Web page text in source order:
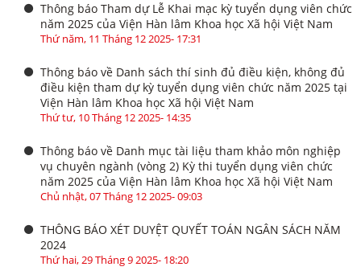
Thông báo Tham dự Lễ Khai mạc kỳ tuyển dụng viên chức
năm 2025 của Viện Hàn lâm Khoa học Xã hội Việt Nam
Thứ năm, 11 Tháng 12 2025- 17:31
Thông báo về Danh sách thí sinh đủ điều kiện, không đủ
điều kiện tham dự kỳ tuyển dụng viên chức năm 2025 tại
Viện Hàn lâm Khoa học Xã hội Việt Nam
Thứ tư, 10 Tháng 12 2025- 14:35
Thông báo về Danh mục tài liệu tham khảo môn nghiệp
vụ chuyên ngành (vòng 2) Kỳ thi tuyển dụng viên chức
năm 2025 của Viện Hàn lâm Khoa học Xã hội Việt Nam
Chủ nhật, 07 Tháng 12 2025- 09:03
THÔNG BÁO XÉT DUYỆT QUYẾT TOÁN NGÂN SÁCH NĂM
2024
Thứ hai, 29 Tháng 9 2025- 18:20